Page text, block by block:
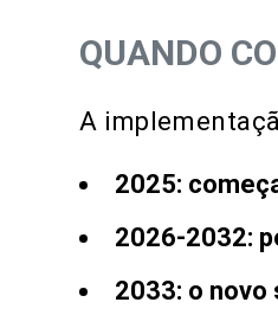
QUANDO
A
2025:
2026-2032:
2033: o